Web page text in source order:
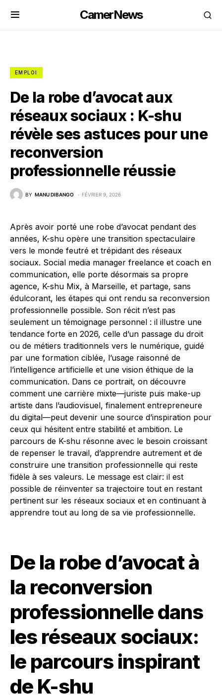
CamerNews
EMPLOI
De la robe d’avocat aux
réseaux sociaux : K-shu
révèle ses astuces pour une
reconversion
professionnelle réussie
BY MANU DIBANGO FÉVRIER 9, 2026
Après avoir porté une robe d’avocat pendant des
années, K-shu opère une transition spectaculaire
vers le monde feutré et trépidant des réseaux
sociaux. Social media manager freelance et coach en
communication, elle porte désormais sa propre
agence, K-shu Mix, à Marseille, et partage, sans
édulcorant, les étapes qui ont rendu sa reconversion
professionnelle possible. Son récit n’est pas
seulement un témoignage personnel : il illustre une
tendance forte en 2026, celle d’un passage du droit
ou de métiers traditionnels vers le numérique, guidé
par une formation ciblée, l’usage raisonné de
l’intelligence artificielle et une vision éthique de la
communication. Dans ce portrait, on découvre
comment une carrière mixte—juriste puis make-up
artiste dans l’audiovisuel, finalement entrepreneure
du digital—peut devenir une source d’inspiration pour
ceux qui hésitent entre stabilité et ambition. Le
parcours de K-shu résonne avec le besoin croissant
de repenser le travail, d’apprendre autrement et de
construire une transition professionnelle qui reste
fidèle à ses valeurs. Le message est clair: il est
possible de réinventer sa trajectoire tout en restant
pertinent sur les réseaux sociaux et en continuant à
apprendre tout au long de sa vie professionnelle.
De la robe d’avocat à
la reconversion
professionnelle dans
les réseaux sociaux:
le parcours inspirant
de K-shu